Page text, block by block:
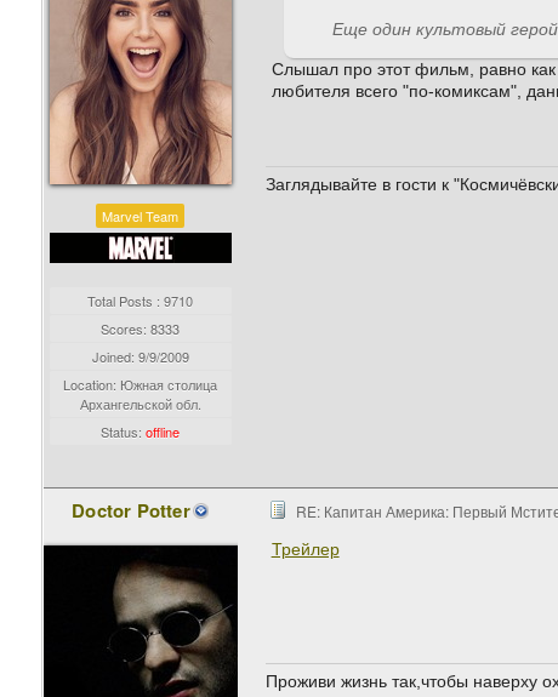
Marvel Team
Total Posts : 9710
Scores: 8333
Joined: 9/9/2009
Location: Южная столица
Архангельской обл.
Status:offline
Еще один культовый
Слышал про этот фильм, равно как
любителя всего "по-комиксам",
Заглядывайте в гости к
Doctor Potter RE: Капитан Америка: Первый
Трейлер
Проживи жизнь так,чтобы наверху